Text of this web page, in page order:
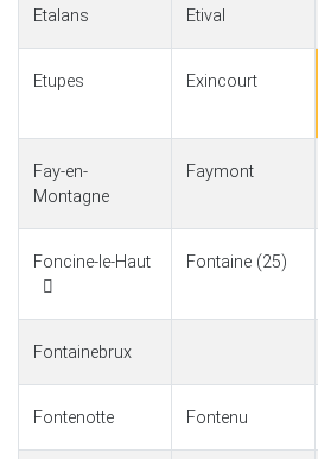
Etalans Etival
Etupes Exincourt
Fay-en-
Montagne
Faymont
Foncine-le-Haut Fontaine (25)
Fontainebrux
Fontenotte Fontenu